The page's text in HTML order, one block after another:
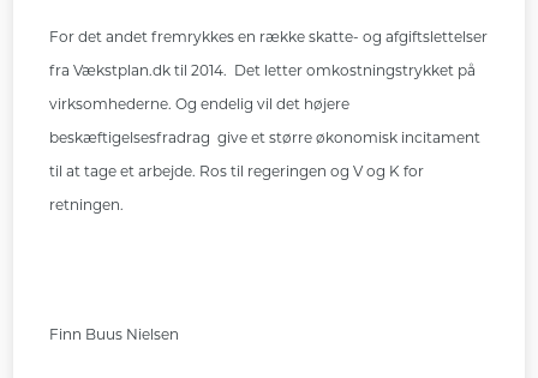
For det andet fremrykkes en række skatte- og afgiftslettelser
fra Vækstplan.dk til 2014. Det letter omkostningstrykket på
virksomhederne. Og endelig vil det højere
beskæftigelsesfradrag give et større økonomisk incitament
til at tage et arbejde. Ros til regeringen og V og K for
retningen.
Finn Buus Nielsen